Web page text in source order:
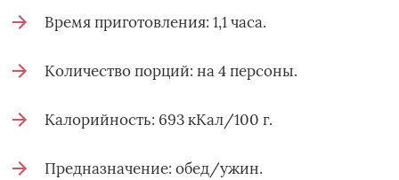
Время приготовления: 1,1 часа.
Количество порций: на 4 персоны.
Калорийность: 693 кКал/100 г.
Предназначение: обед/ужин.